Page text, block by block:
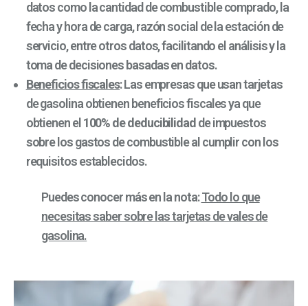
datos como la cantidad de combustible comprado, la
fecha y hora de carga, razón social de la estación de
servicio, entre otros datos, facilitando el análisis y la
toma de decisiones basadas en datos.
Beneficios fiscales: Las empresas que usan tarjetas
de gasolina obtienen beneficios fiscales ya que
obtienen el 100% de deducibilidad de impuestos
sobre los gastos de combustible al cumplir con los
requisitos establecidos.
Puedes conocer más en la nota: Todo lo que
necesitas saber sobre las tarjetas de vales de
gasolina.